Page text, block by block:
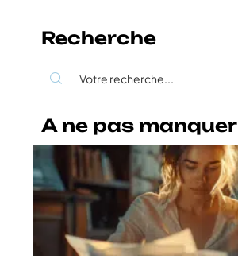
Recherche
A ne pas manquer